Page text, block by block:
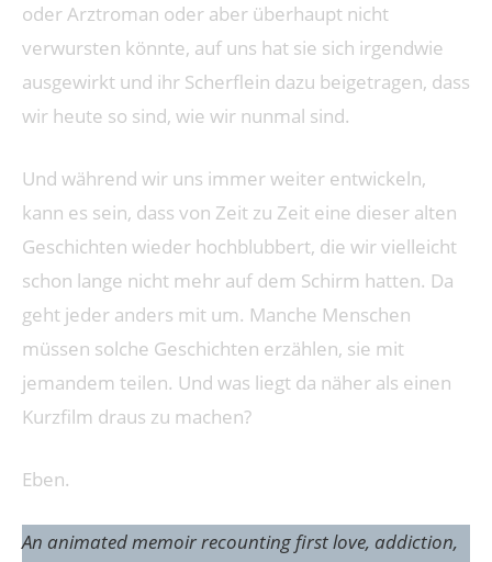
oder Arztroman oder aber überhaupt nicht
verwursten könnte, auf uns hat sie sich irgendwie
ausgewirkt und ihr Scherflein dazu beigetragen, dass
wir heute so sind, wie wir nunmal sind.
Und während wir uns immer weiter entwickeln,
kann es sein, dass von Zeit zu Zeit eine dieser alten
Geschichten wieder hochblubbert, die wir vielleicht
schon lange nicht mehr auf dem Schirm hatten. Da
geht jeder anders mit um. Manche Menschen
müssen solche Geschichten erzählen, sie mit
jemandem teilen. Und was liegt da näher als einen
Kurzfilm draus zu machen?
Eben.
An animated memoir recounting first love, addiction,